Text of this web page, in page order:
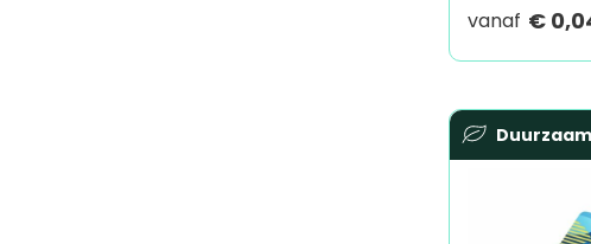
vanaf €
Duurzaam